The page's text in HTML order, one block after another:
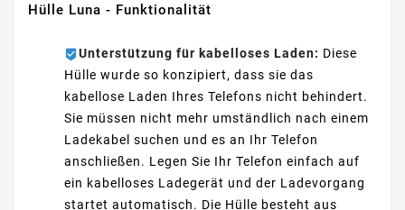
Hülle Luna - Funktionalität
Unterstützung für kabelloses Laden: Diese
Hülle wurde so konzipiert, dass sie das
kabellose Laden Ihres Telefons nicht behindert.
Sie müssen nicht mehr umständlich nach einem
Ladekabel suchen und es an Ihr Telefon
anschließen. Legen Sie Ihr Telefon einfach auf
ein kabelloses Ladegerät und der Ladevorgang
startet automatisch. Die Hülle besteht aus